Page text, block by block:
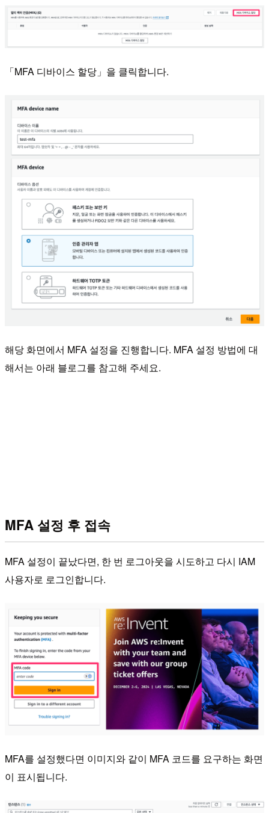
「MFA 디바이스 할당」을 클릭합니다.
해당 화면에서 MFA 설정을 진행합니다. MFA 설정 방법에 대
해서는 아래 블로그를 참고해 주세요.
MFA 설정 후 접속
MFA 설정이 끝났다면, 한 번 로그아웃을 시도하고 다시 IAM
사용자로 로그인합니다.
MFA를 설정했다면 이미지와 같이 MFA 코드를 요구하는 화면
이 표시됩니다.